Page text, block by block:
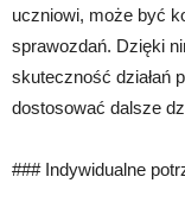
uczniowi, może być
sprawozdań. Dzięki
skuteczność działań
dostosować dalsze
### Indywidualne